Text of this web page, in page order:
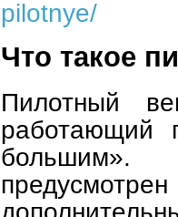
pilotnye/
Что такое
Пилотный
работающий
большим».